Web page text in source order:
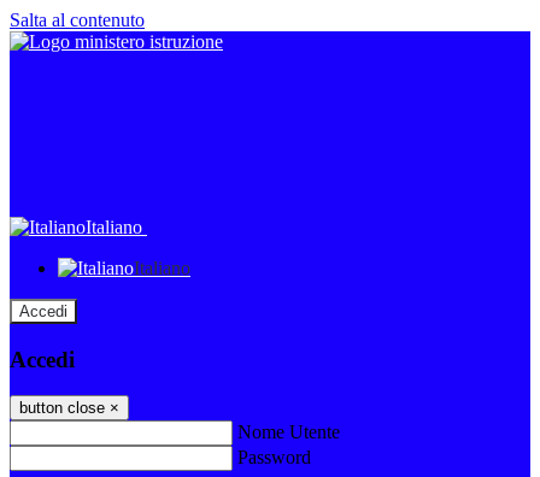
Salta al contenuto
Italiano
Italiano
Accedi
Accedi
button close ×
Nome Utente
Password